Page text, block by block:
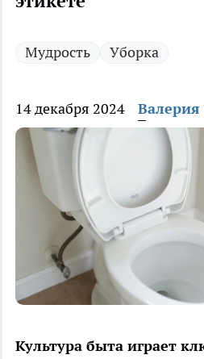
Мудрость Уборка
14 декабря 2024 Валерия
Культура быта играет